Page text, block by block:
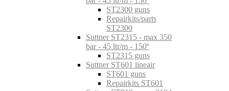
ST2300 guns
Repairkits/parts
ST2300
Suttner ST2315 - max 350
bar - 45 ltr/m - 150º
ST2315 guns
Suttner ST601 lineair
ST601 guns
Repairkits ST601